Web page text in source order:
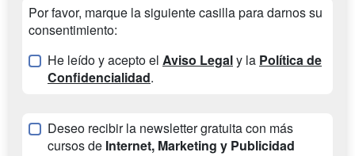
Por favor, marque la siguiente casilla para darnos su
consentimiento:
He leído y acepto el Aviso Legaly la Política de
Confidencialidad.
Deseo recibir la newsletter gratuita con más
cursos de Internet, Marketing y Publicidad